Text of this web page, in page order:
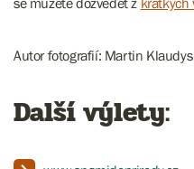
Autor fotografií: Martin Klaudys
Další výlety: